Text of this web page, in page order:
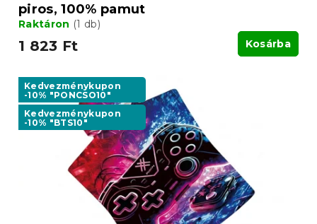
piros, 100% pamut
Raktáron (1 db)
1 823 Ft Kosárba
Kedvezménykupon
-10% "PONCSO10"
Kedvezménykupon
-10% "BTS10"